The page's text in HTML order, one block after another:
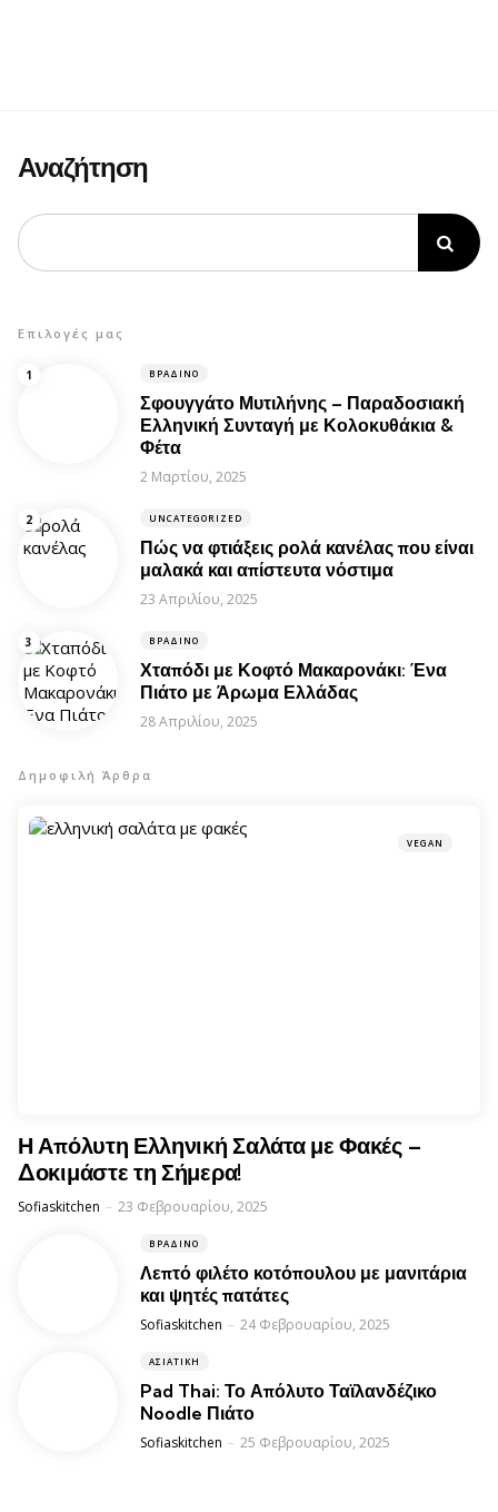
Αναζήτηση
Επιλογές μας
ΒΡΑΔΙΝΌ
Σφουγγάτο Μυτιλήνης – Παραδοσιακή
Ελληνική Συνταγή με Κολοκυθάκια &
Φέτα
2 Μαρτίου, 2025
UNCATEGORIZED
Πώς να φτιάξεις ρολά κανέλας που είναι
μαλακά και απίστευτα νόστιμα
23 Απριλίου, 2025
ΒΡΑΔΙΝΌ
Χταπόδι με Κοφτό Μακαρονάκι: Ένα
Πιάτο με Άρωμα Ελλάδας
28 Απριλίου, 2025
Δημοφιλή Άρθρα
VEGAN
Η Απόλυτη Ελληνική Σαλάτα με Φακές –
Δοκιμάστε τη Σήμερα!
Posted
Sofiaskitchen 23 Φεβρουαρίου, 2025
ΒΡΑΔΙΝΌ
Λεπτό φιλέτο κοτόπουλου με μανιτάρια
και ψητές πατάτες
Posted
Sofiaskitchen 24 Φεβρουαρίου, 2025
ΑΣΙΑΤΙΚΉ
Pad Thai: Το Απόλυτο Ταϊλανδέζικο
Noodle Πιάτο
Posted
Sofiaskitchen 25 Φεβρουαρίου, 2025